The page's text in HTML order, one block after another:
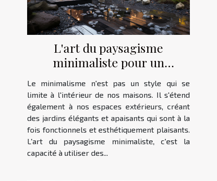
L'art du paysagisme
minimaliste pour un
extérieur élégant
Le minimalisme n'est pas un style qui se
limite à l'intérieur de nos maisons. Il s'étend
également à nos espaces extérieurs, créant
des jardins élégants et apaisants qui sont à la
fois fonctionnels et esthétiquement plaisants.
L'art du paysagisme minimaliste, c'est la
capacité à utiliser des...